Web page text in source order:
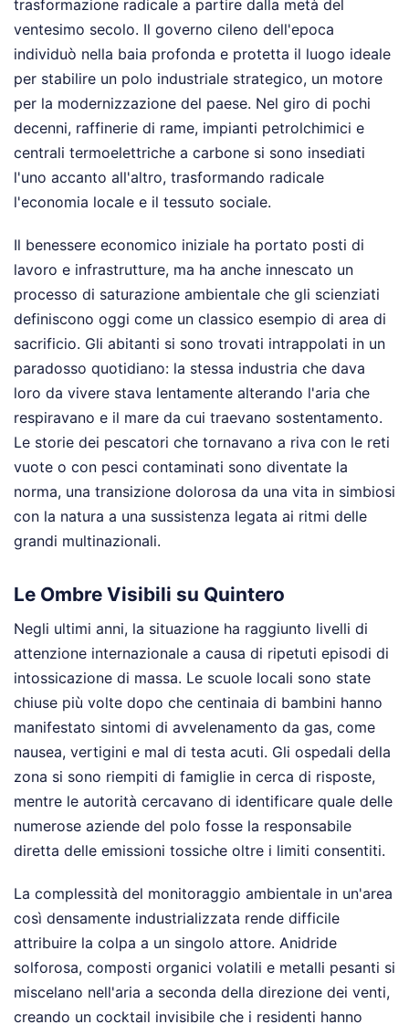
trasformazione radicale a partire dalla metà del
ventesimo secolo. Il governo cileno dell'epoca
individuò nella baia profonda e protetta il luogo ideale
per stabilire un polo industriale strategico, un motore
per la modernizzazione del paese. Nel giro di pochi
decenni, raffinerie di rame, impianti petrolchimici e
centrali termoelettriche a carbone si sono insediati
l'uno accanto all'altro, trasformando radicale
l'economia locale e il tessuto sociale.
Il benessere economico iniziale ha portato posti di
lavoro e infrastrutture, ma ha anche innescato un
processo di saturazione ambientale che gli scienziati
definiscono oggi come un classico esempio di area di
sacrificio. Gli abitanti si sono trovati intrappolati in un
paradosso quotidiano: la stessa industria che dava
loro da vivere stava lentamente alterando l'aria che
respiravano e il mare da cui traevano sostentamento.
Le storie dei pescatori che tornavano a riva con le reti
vuote o con pesci contaminati sono diventate la
norma, una transizione dolorosa da una vita in simbiosi
con la natura a una sussistenza legata ai ritmi delle
grandi multinazionali.
Le Ombre Visibili su Quintero
Negli ultimi anni, la situazione ha raggiunto livelli di
attenzione internazionale a causa di ripetuti episodi di
intossicazione di massa. Le scuole locali sono state
chiuse più volte dopo che centinaia di bambini hanno
manifestato sintomi di avvelenamento da gas, come
nausea, vertigini e mal di testa acuti. Gli ospedali della
zona si sono riempiti di famiglie in cerca di risposte,
mentre le autorità cercavano di identificare quale delle
numerose aziende del polo fosse la responsabile
diretta delle emissioni tossiche oltre i limiti consentiti.
La complessità del monitoraggio ambientale in un'area
così densamente industrializzata rende difficile
attribuire la colpa a un singolo attore. Anidride
solforosa, composti organici volatili e metalli pesanti si
miscelano nell'aria a seconda della direzione dei venti,
creando un cocktail invisibile che i residenti hanno